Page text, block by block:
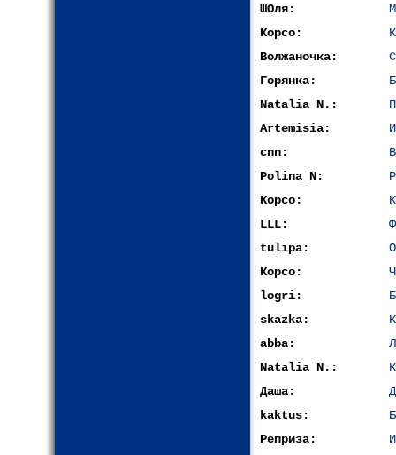
ШОля:
Корсо:
Волжаночка:
Горянка:
Natalia N.:
Artemisia:
cnn:
Polina_N:
Корсо:
LLL:
tulipa:
Корсо:
logri:
skazka:
abba:
Natalia N.:
Даша:
kaktus:
Реприза: